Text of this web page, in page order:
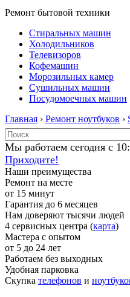
Ремонт бытовой техники
Стиральных машин
Холодильников
Телевизоров
Кофемашин
Морозильных камер
Сушильных машин
Посудомоечных машин
Главная › Ремонт ноутбуков ›
Мы работаем сегодня с
Приходите!
Наши преимущества
Ремонт на месте
от 15 минут
Гарантия до 6 месяцев
Нам доверяют тысячи людей
4 сервисных центра (карта)
Мастера с опытом
от 5 до 24 лет
Работаем без выходных
Удобная парковка
Скупка телефонов и